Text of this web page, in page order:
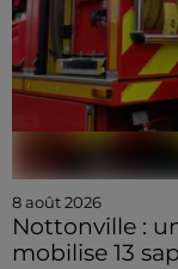
8 août 2026
Nottonville :
mobilise 13